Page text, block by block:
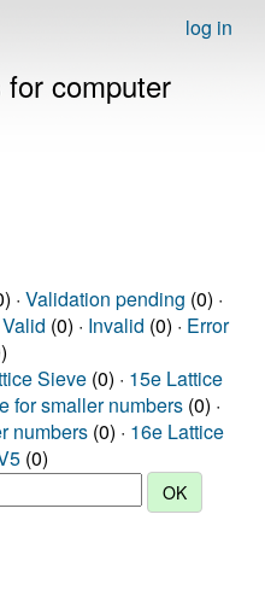
log in
computer
· Validation pending (0) ·
Valid (0) · Invalid (0) · Error
Sieve (0) · 15e Lattice
for smaller numbers (0) ·
numbers (0) · 16e Lattice
(0)